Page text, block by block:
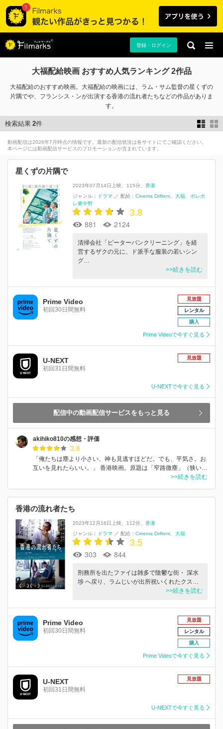
登録・ログイン
大福配給映画 おすすめ人気ランキング 2作品
大福配給のおすすめ映画。大福配給の映画には、ラム・サム監督の星くずの
片隅でや、フランシス・ンが出演する香港の流れ者たちなどの作品がありま
す。
検索結果 2件
動画配信は2026年7月時点の情報です。最新の配信状況は各サイトにてご確認ください。
本ページには動画配信サービスのプロモーションが含まれています。
星くずの片隅で
2023年07月14日上映 115分
香港
ジャンル：
ドラマ ／ 配給： Cinema Drifters 大福
ポレポ
レ東中野
3.8
881 2124
清掃会社「ピーターパンクリーニング」を経
営するザクの元に、ド派手な服装の若いシン
グ…
>>続きを読む
Prime Video
初回30日間無料
見放題
レンタル
購入
Prime Videoで今すぐ見る
U-NEXT
初回31日間無料
見放題
U-NEXTで今すぐ見る
配信中の動画配信サービスをもっと見る
akihiko810の感想・評価
3.8
「俺たちは塵より小さい、神も見逃すほどだ。でも、平気さ。お
互いを見れたらいい。」 香港映画。原題は「窄路微塵」（狭い…
>>続きを読む
香港の流れ者たち
2023年12月16日上映 112分
香港
ジャンル：
ドラマ ／ 配給： Cinema Drifters 大福
3.5
303 844
刑務所を出たファイは雑多で陰鬱な街・ 深水
埗 へ戻り、ラムじいが出所祝いくれたクス…
>>続きを読む
Prime Video
初回30日間無料
見放題
レンタル
購入
Prime Videoで今すぐ見る
U-NEXT
初回31日間無料
見放題
U-NEXTで今すぐ見る